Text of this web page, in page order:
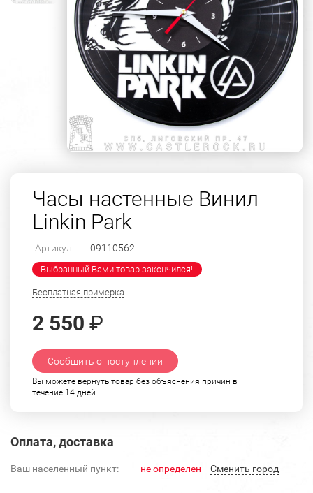
Часы настенные Винил
Linkin Park
Артикул: 09110562
Выбранный Вами товар закончился!
Бесплатная примерка
2 550 ₽
Сообщить о поступлении
Вы можете вернуть товар без объяснения причин в
течение 14 дней
Оплата, доставка
Ваш населенный пункт: не определен Cменить город